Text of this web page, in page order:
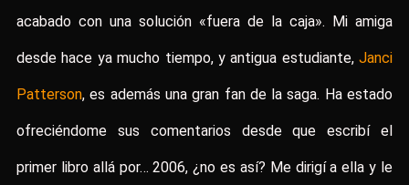
acabado con una solución «fuera de la caja». Mi amiga
desde hace ya mucho tiempo, y antigua estudiante, Janci
Patterson, es además una gran fan de la saga. Ha estado
ofreciéndome sus comentarios desde que escribí el
primer libro allá por… 2006, ¿no es así? Me dirigí a ella y le